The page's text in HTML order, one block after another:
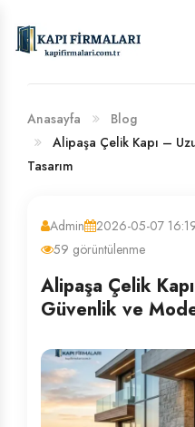
BANKA HESAP
Anasayfa
Blog
Alipaşa Çelik Kapı –
Tasarım
Admin 2026-05-07
59 görüntülenme
Alipaşa Çelik
Güvenlik ve